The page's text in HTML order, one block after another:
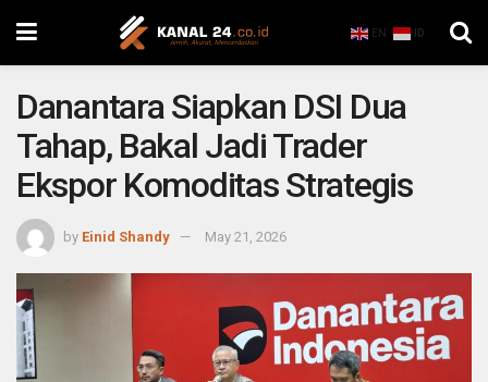
EN ID
Danantara Siapkan DSI Dua
Tahap, Bakal Jadi Trader
Ekspor Komoditas Strategis
by Einid Shandy May 21, 2026